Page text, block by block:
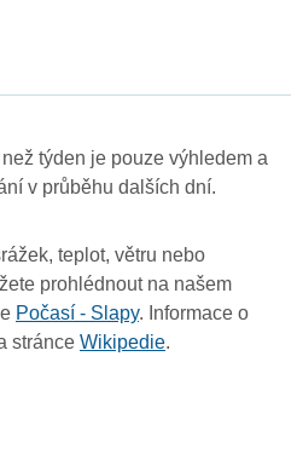
týden je pouze výhledem a
v průběhu dalších dní.
teplot, větru nebo
prohlédnout na našem
Počasí - Slapy. Informace o
stránce Wikipedie.